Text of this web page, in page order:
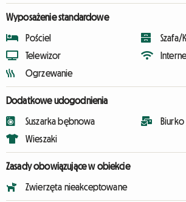
Wyposażenie standardowe
Pościel
Telewizor
Ogrzewanie
Dodatkowe udogodnienia
Suszarka bębnowa
Wieszaki
Biurko
Zasady obowiązujące w obiekcie
Zwierzęta nieakceptowane